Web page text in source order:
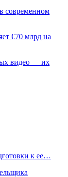
современном
€70 млрд на
видео — их
к ее…